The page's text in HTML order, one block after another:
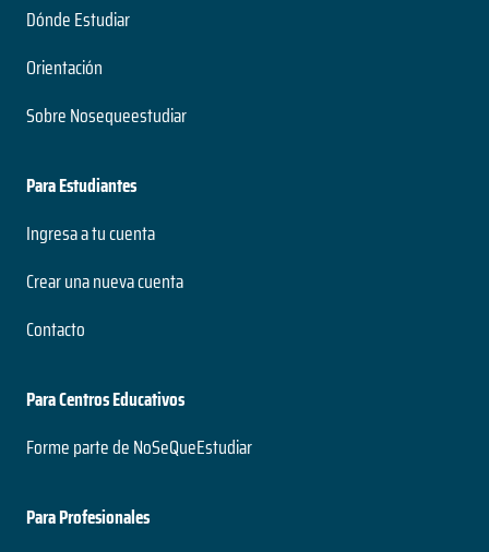
Dónde Estudiar
Orientación
Sobre Nosequeestudiar
Para Estudiantes
Ingresa a tu cuenta
Crear una nueva cuenta
Contacto
Para Centros Educativos
Forme parte de NoSeQueEstudiar
Para Profesionales